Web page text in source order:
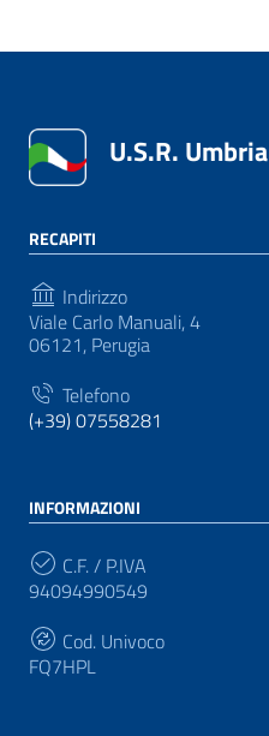
U.S.R. Umbria
RECAPITI
Indirizzo
Viale Carlo Manuali, 4
06121, Perugia
Telefono
(+39) 07558281
INFORMAZIONI
C.F. / P.IVA
94094990549
Cod. Univoco
FQ7HPL